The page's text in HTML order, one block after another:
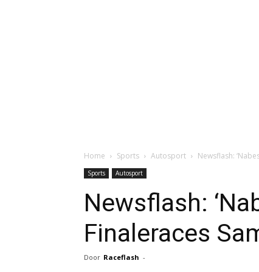
Home Sports Autosport Newsflash:
Sports Autosport
Newsflash:
Finaleraces
Door Raceflash -